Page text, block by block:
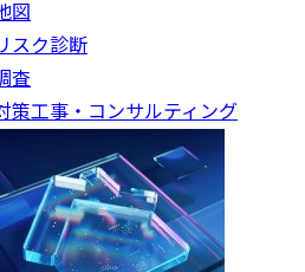
図
スク診断
査
策工事・コンサルティング